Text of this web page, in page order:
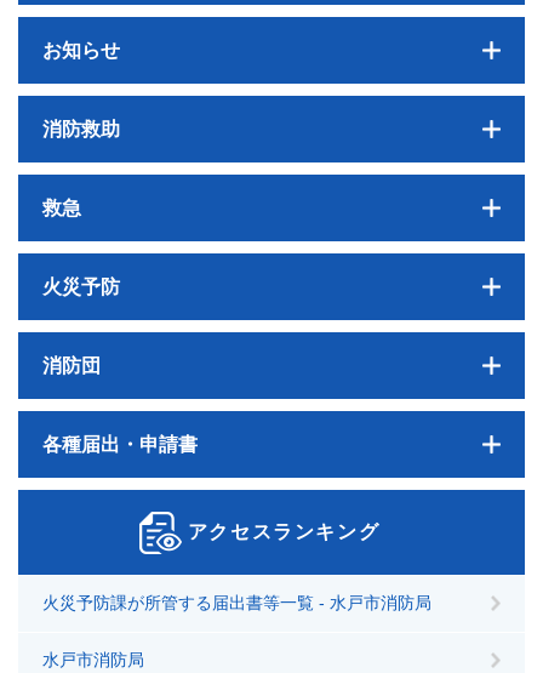
お知らせ
消防救助
救急
火災予防
消防団
各種届出・申請書
アクセスランキング
火災予防課が所管する届出書等一覧 - 水戸市消防局
水戸市消防局